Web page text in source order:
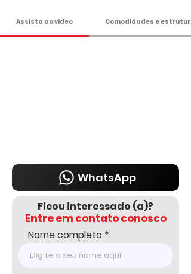
- Pergolado charmoso com banco;
- Terreno com 1.300 m² todo murado;
- Ideal para moradia ou lazer!
Assista ao vídeo Comodidades e estrutura
WhatsApp
Ficou interessado (a)?
Entre em contato conosco
Nome completo